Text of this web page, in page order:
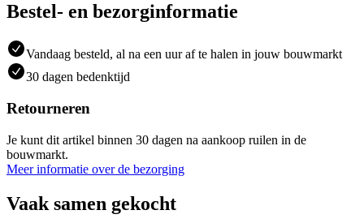
Bestel- en bezorginformatie
Vandaag besteld, al na een uur af te halen in jouw bouwmarkt
30 dagen bedenktijd
Retourneren
Je kunt dit artikel binnen 30 dagen na aankoop ruilen in de
bouwmarkt.
Meer informatie over de bezorging
Vaak samen gekocht